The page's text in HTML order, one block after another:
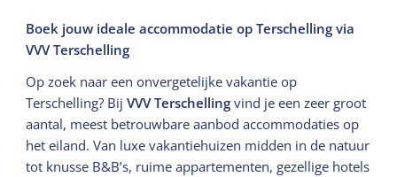
Boek jouw ideale accommodatie op Terschelling via
VVV Terschelling
Op zoek naar een onvergetelijke vakantie op
Terschelling? BijVVV Terschelling vind je een zeer groot
aantal, meest betrouwbare aanbod accommodaties op
het eiland. Van luxe vakantiehuizen midden in de natuur
tot knusse B&B’s, ruime appartementen, gezellige hotels